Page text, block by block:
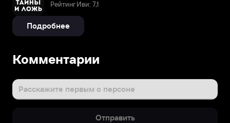
Рейтинг Иви: 7,1
Подробнее
Комментарии
Расскажите первым о персоне
Отправить